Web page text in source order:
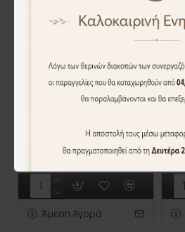
Ρυθμιζόμενος δοσομετρητής - μεζούρα κουζίνας "Misty" 16cm
2.90€
Άμεση Αγορά